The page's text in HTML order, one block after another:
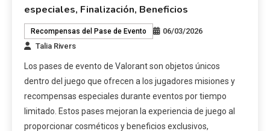
especiales, Finalización, Beneficios
Recompensas del Pase de Evento
06/03/2026
Talia Rivers
Los pases de evento de Valorant son objetos únicos
dentro del juego que ofrecen a los jugadores misiones y
recompensas especiales durante eventos por tiempo
limitado. Estos pases mejoran la experiencia de juego al
proporcionar cosméticos y beneficios exclusivos,